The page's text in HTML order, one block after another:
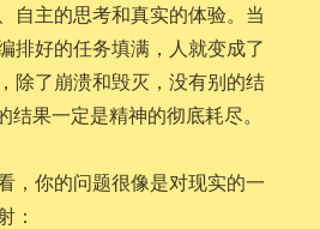
自主的思考和真实的体验。当
排好的任务填满，人就变成了
除了崩溃和毁灭，没有别的结
结果一定是精神的彻底耗尽。
，你的问题很像是对现实的一
：